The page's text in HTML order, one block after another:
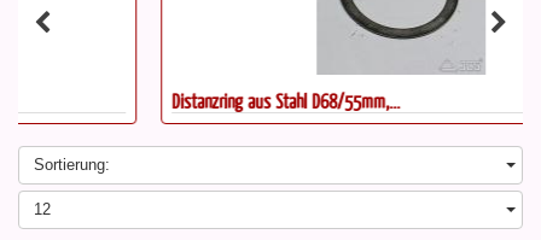
Distanzring aus Stahl D68/55mm,...
Sortierung:
12